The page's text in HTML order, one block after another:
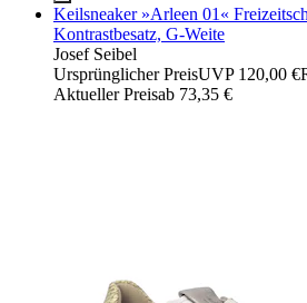
Keilsneaker »Arleen 01«
Kontrastbesatz, G-Weite
Josef Seibel
Ursprünglicher PreisUVP 120,00 €
Aktueller Preisab 73,35 €